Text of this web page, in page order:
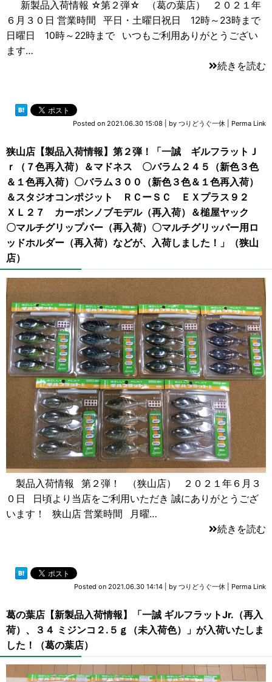
新製品入荷情報 ☆第２弾☆ （葛の葉店） ２０２１年
６月３０日 営業時間 平日・土曜日祝日 12時～23時まで
日曜日 10時～22時まで いつもご利用ありがとうござい
ます…
続きを読む
Posted on 2021.06.30 15:08 by つりどうぐ一休 Perma Link
狭山店【製品入荷情報】第２弾！「一誠 ギルフラットＪ
ｒ（７色再入荷）＆マドネス 〇バラム２４５（新色３色
＆１色再入荷）〇バラム３００（新色３色＆１色再入荷）
＆スタジオコンポジット ＲＣーＳＣ ＥＸプラス９２
ＸＬ２７ カーボンノブモデル（再入荷）＆槌屋ヤック
〇マルチグリップバー（再入荷）〇マルチグリッパー用ロ
ッドホルダー（再入荷）などが、入荷しました！」（狭山
店）
製品入荷情報 第２弾！ （狭山店） ２０２１年６月３
０日 日頃より当店をご利用いただき 誠にありがとうござ
います！ 狭山店 営業時間 月曜…
続きを読む
Posted on 2021.06.30 14:14 by つりどうぐ一休 Perma Link
葛の葉店【新製品入荷情報】「一誠 ギルフラットJr.（再入
荷）、３４ ミジンコ２.５ｇ（未入荷色）」が入荷いたしま
した！（葛の葉店）